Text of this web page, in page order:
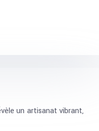
un artisanat vibrant,